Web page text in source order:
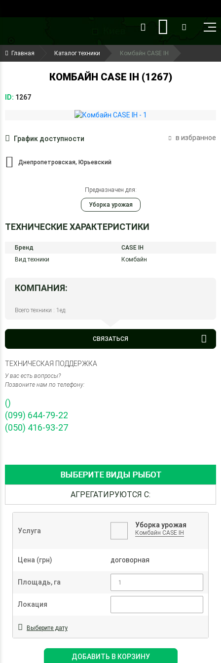
(099) 644-79-22
(050) 416-93-27
Главная Каталог техники Комбайн CASE IH
КОМБАЙН CASE IH (1267)
ID: 1267
График доступности в избранное
Днепропетровская, Юрьевский
Предназначен для:
Уборка урожая
ТЕХНИЧЕСКИЕ ХАРАКТЕРИСТИКИ
Бренд
CASE IH
Вид техники
Комбайн
КОМПАНИЯ:
Всего техники : 1ед.
СВЯЗАТЬСЯ
ТЕХНИЧЕСКАЯ ПОДДЕРЖКА
У вас есть вопросы?
Позвоните нам по телефону:
()
(099) 644-79-22
(050) 416-93-27
ВЫБЕРИТЕ ВИДЫ РЫБОТ
АГРЕГАТИРУЮТСЯ С:
Услуга
Уборка урожая
Комбайн CASE IH
Цена (грн) договорная
Площадь, га
Локация
Выберите дату
ДОБАВИТЬ В КОРЗИНУ